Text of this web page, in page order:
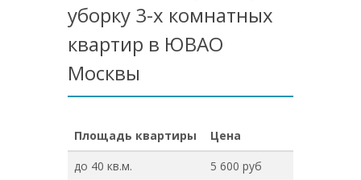
уборку 3-х комнатных
квартир в ЮВАО
Москвы
Площадь квартиры
Цена
до 40 кв.м.
5 600 руб